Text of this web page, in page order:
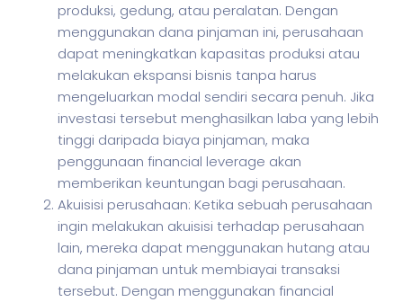
produksi, gedung, atau peralatan. Dengan
menggunakan dana pinjaman ini, perusahaan
dapat meningkatkan kapasitas produksi atau
melakukan ekspansi bisnis tanpa harus
mengeluarkan modal sendiri secara penuh. Jika
investasi tersebut menghasilkan laba yang lebih
tinggi daripada biaya pinjaman, maka
penggunaan financial leverage akan
memberikan keuntungan bagi perusahaan.
Akuisisi perusahaan: Ketika sebuah perusahaan
ingin melakukan akuisisi terhadap perusahaan
lain, mereka dapat menggunakan hutang atau
dana pinjaman untuk membiayai transaksi
tersebut. Dengan menggunakan financial